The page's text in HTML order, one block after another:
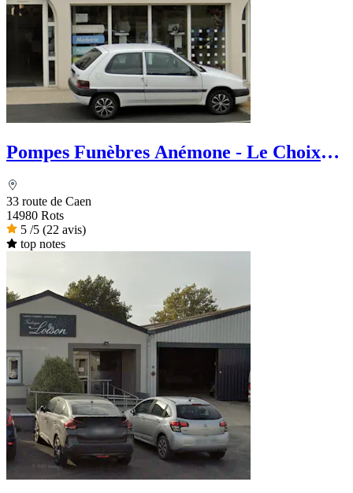
Pompes Funèbres Anémone - Le Choix
33 route de Caen
14980 Rots
5 /5 (22 avis)
top notes